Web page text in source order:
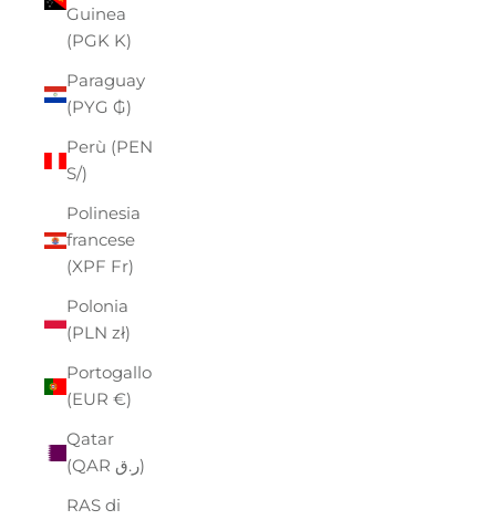
Guinea
(PGK K)
Paraguay
(PYG ₲)
Perù (PEN
S/)
Polinesia
francese
(XPF Fr)
Polonia
(PLN zł)
Portogallo
(EUR €)
Qatar
(QAR ر.ق)
RAS di